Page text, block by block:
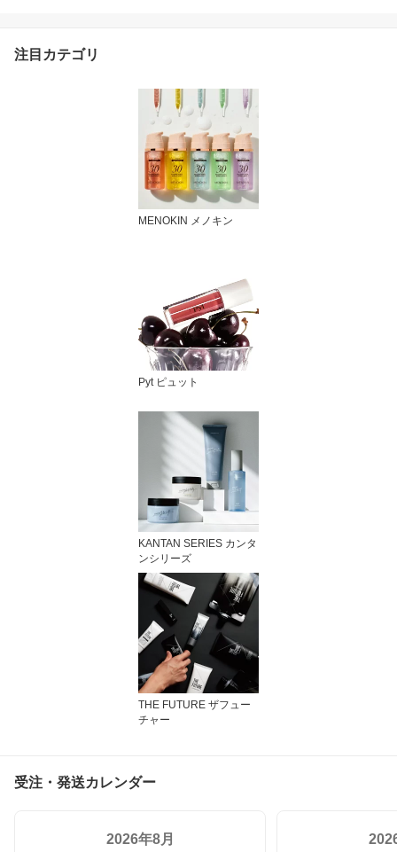
ハリ 韓国 美容液 ビタミ
ンc美容液 美肌 透明感ケ
ア ブライトニング
注目カテゴリ
MENOKIN メノキン
Pyt ピュット
KANTAN SERIES カンタ
ンシリーズ
THE FUTURE ザフュー
チャー
受注・発送カレンダー
2026年8月